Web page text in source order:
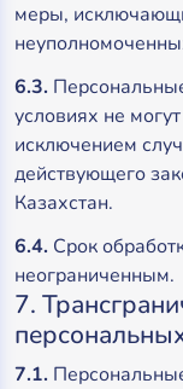
меры,
6.3.
условиях не
исключением
действующего
Казахстан.
6.4. Срок
неограниченным.
7.
7.1.